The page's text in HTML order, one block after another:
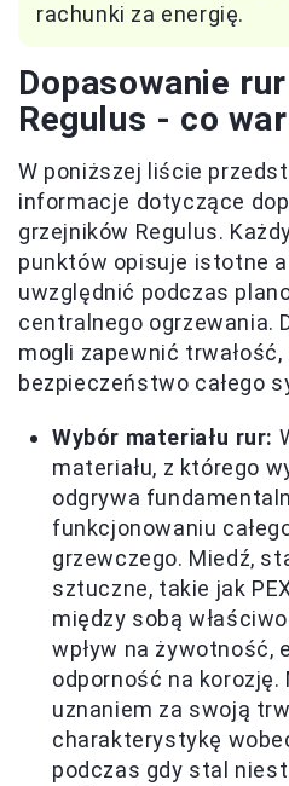
rachunki za energię.
Dopasowanie
Regulus - co
W poniższej liście
informacje dotyczące
grzejników Regulus.
punktów opisuje istotne
uwzględnić podczas
centralnego ogrzewania.
mogli zapewnić
bezpieczeństwo całego
Wybór materiału rur:
materiału, z którego
odgrywa
funkcjonowaniu
grzewczego. Miedź,
sztuczne, takie jak
między sobą
wpływ na żywotność,
odporność na korozję.
uznaniem za swoją
charakterystykę
podczas gdy stal